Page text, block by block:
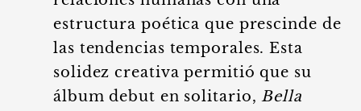
estructura poética que prescinde de
las tendencias temporales. Esta
solidez creativa permitió que su
álbum debut en solitario,Bella